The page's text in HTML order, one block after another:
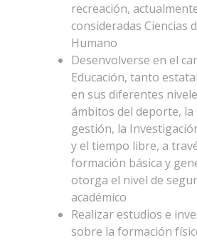
recreación,
consideradas Ciencias
Humano
Desenvolverse en el
Educación, tanto
en sus diferentes
ámbitos del deporte, la
gestión, la
y el tiempo libre, a
formación básica y
otorga el nivel de
académico
Realizar estudios e
sobre la formación